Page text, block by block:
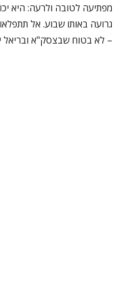
מפתיעה לטובה ולרעה: היא
גרועה באותו שבוע. אל
– לא בטוח שבצסק"א ובריאל